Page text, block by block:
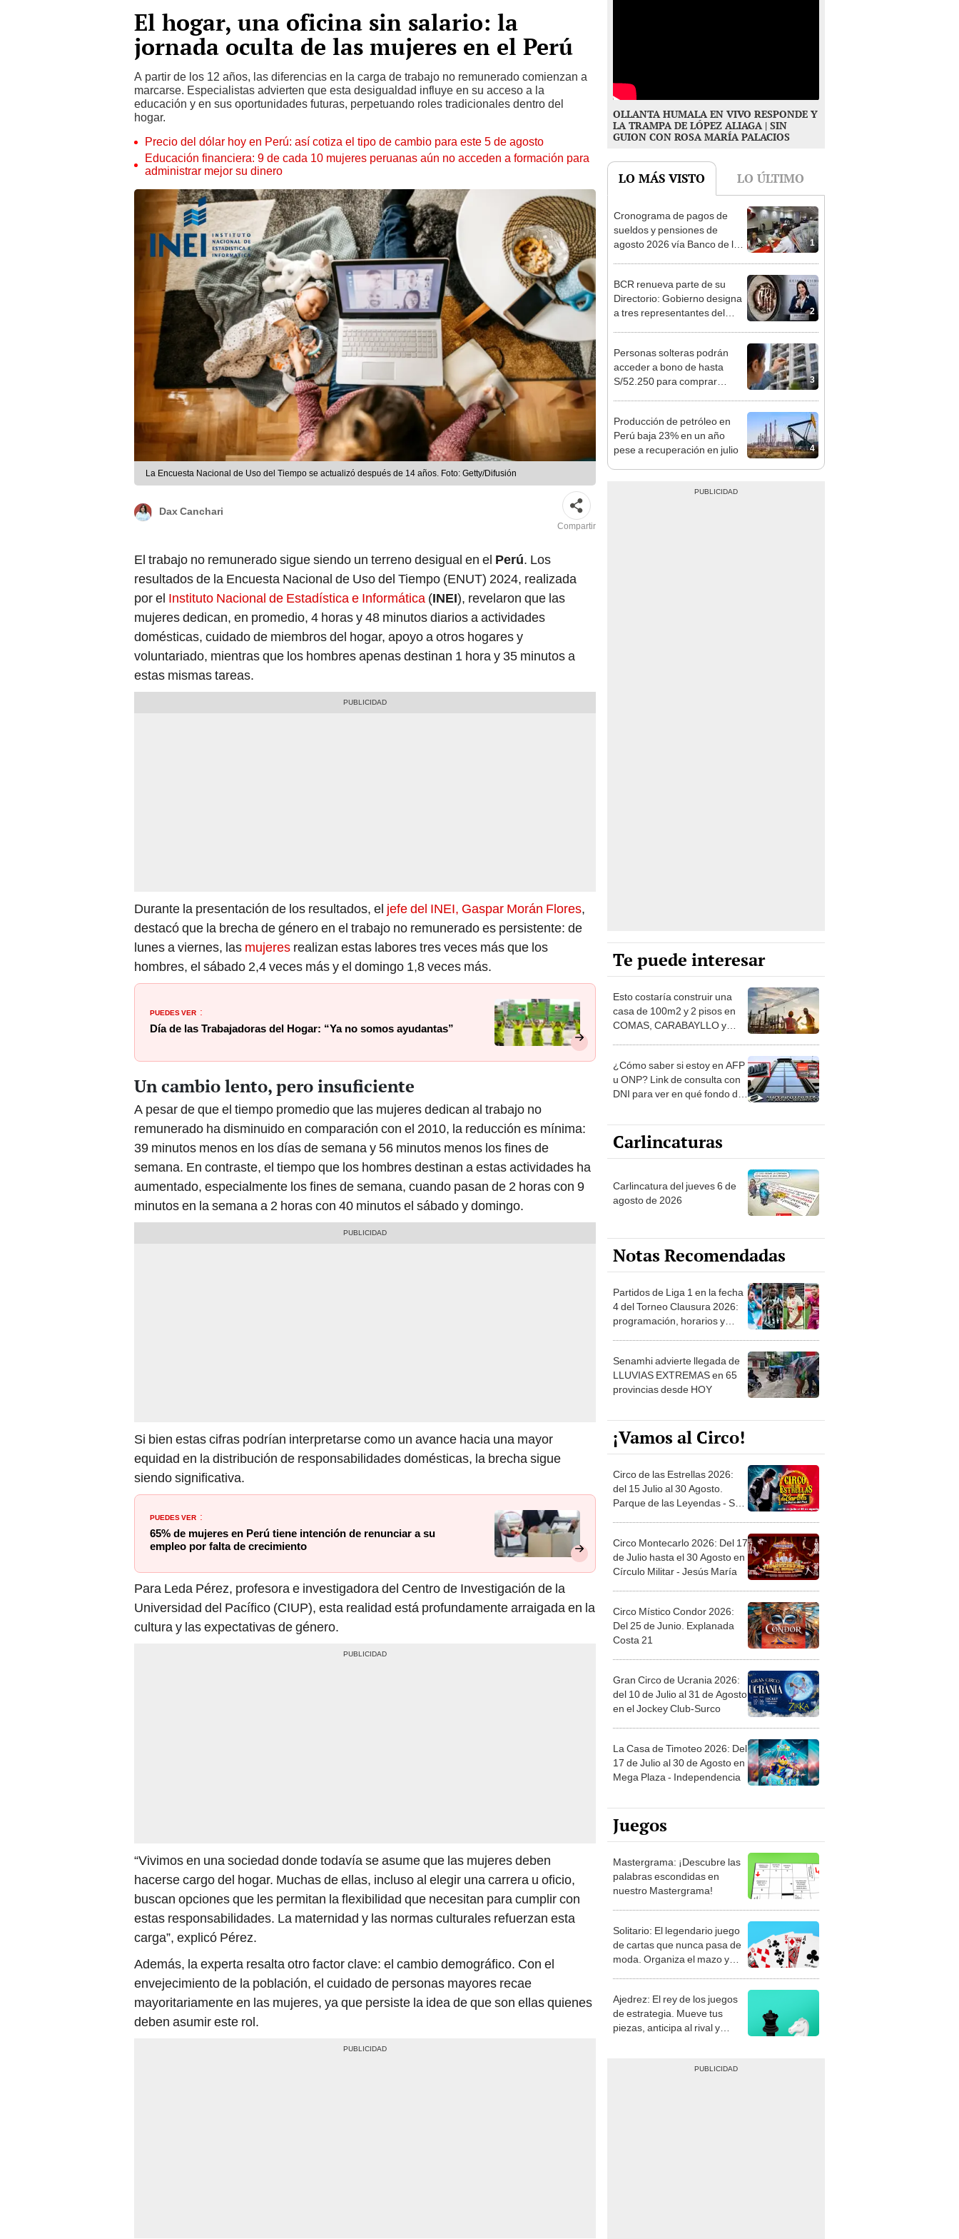
El hogar, una oficina sin salario: la
jornada oculta de las mujeres en el Perú
A partir de los 12 años, las diferencias en la carga de trabajo no remunerado comienzan a
marcarse. Especialistas advierten que esta desigualdad influye en su acceso a la
educación y en sus oportunidades futuras, perpetuando roles tradicionales dentro del
hogar.
Precio del dólar hoy en Perú: así cotiza el tipo de cambio para este 5 de agosto
Educación financiera: 9 de cada 10 mujeres peruanas aún no acceden a formación para
administrar mejor su dinero
La Encuesta Nacional de Uso del Tiempo se actualizó después de 14 años. Foto: Getty/Difusión
Dax Canchari
Compartir
El trabajo no remunerado sigue siendo un terreno desigual en el Perú. Los
resultados de la Encuesta Nacional de Uso del Tiempo (ENUT) 2024, realizada
por el Instituto Nacional de Estadística e Informática (INEI), revelaron que las
mujeres dedican, en promedio, 4 horas y 48 minutos diarios a actividades
domésticas, cuidado de miembros del hogar, apoyo a otros hogares y
voluntariado, mientras que los hombres apenas destinan 1 hora y 35 minutos a
estas mismas tareas.
Durante la presentación de los resultados, el jefe del INEI, Gaspar Morán Flores,
destacó que la brecha de género en el trabajo no remunerado es persistente: de
lunes a viernes, las mujeres realizan estas labores tres veces más que los
hombres, el sábado 2,4 veces más y el domingo 1,8 veces más.
PUEDES VER :
Día de las Trabajadoras del Hogar: “Ya no somos ayudantas”
Un cambio lento, pero insuficiente
A pesar de que el tiempo promedio que las mujeres dedican al trabajo no
remunerado ha disminuido en comparación con el 2010, la reducción es mínima:
39 minutos menos en los días de semana y 56 minutos menos los fines de
semana. En contraste, el tiempo que los hombres destinan a estas actividades ha
aumentado, especialmente los fines de semana, cuando pasan de 2 horas con 9
minutos en la semana a 2 horas con 40 minutos el sábado y domingo.
Si bien estas cifras podrían interpretarse como un avance hacia una mayor
equidad en la distribución de responsabilidades domésticas, la brecha sigue
siendo significativa.
PUEDES VER :
65% de mujeres en Perú tiene intención de renunciar a su
empleo por falta de crecimiento
Para Leda Pérez, profesora e investigadora del Centro de Investigación de la
Universidad del Pacífico (CIUP), esta realidad está profundamente arraigada en la
cultura y las expectativas de género.
“Vivimos en una sociedad donde todavía se asume que las mujeres deben
hacerse cargo del hogar. Muchas de ellas, incluso al elegir una carrera u oficio,
buscan opciones que les permitan la flexibilidad que necesitan para cumplir con
estas responsabilidades. La maternidad y las normas culturales refuerzan esta
carga”, explicó Pérez.
Además, la experta resalta otro factor clave: el cambio demográfico. Con el
envejecimiento de la población, el cuidado de personas mayores recae
mayoritariamente en las mujeres, ya que persiste la idea de que son ellas quienes
deben asumir este rol.
OLLANTA HUMALA EN VIVO RESPONDE Y
LA TRAMPA DE LÓPEZ ALIAGA | SIN
GUION CON ROSA MARÍA PALACIOS
LO MÁS VISTO LO ÚLTIMO
1
Cronograma de pagos de
sueldos y pensiones de
agosto 2026 vía Banco de la
2
BCR renueva parte de su
Directorio: Gobierno designa
a tres representantes del
3
Personas solteras podrán
acceder a bono de hasta
S/52.250 para comprar
4
Producción de petróleo en
Perú baja 23% en un año
pese a recuperación en julio
Te puede interesar
Esto costaría construir una
casa de 100m2 y 2 pisos en
COMAS, CARABAYLLO y
¿Cómo saber si estoy en AFP
u ONP? Link de consulta con
DNI para ver en qué fondo de
Carlincaturas
Carlincatura del jueves 6 de
agosto de 2026
Notas Recomendadas
Partidos de Liga 1 en la fecha
4 del Torneo Clausura 2026:
programación, horarios y
Senamhi advierte llegada de
LLUVIAS EXTREMAS en 65
provincias desde HOY
¡Vamos al Circo!
Circo de las Estrellas 2026:
del 15 Julio al 30 Agosto.
Parque de las Leyendas - San
Circo Montecarlo 2026: Del 17
de Julio hasta el 30 Agosto en
Círculo Militar - Jesús María
Circo Místico Condor 2026:
Del 25 de Junio. Explanada
Costa 21
Gran Circo de Ucrania 2026:
del 10 de Julio al 31 de Agosto
en el Jockey Club-Surco
La Casa de Timoteo 2026: Del
17 de Julio al 30 de Agosto en
Mega Plaza - Independencia
Juegos
Mastergrama: ¡Descubre las
palabras escondidas en
nuestro Mastergrama!
Solitario: El legendario juego
de cartas que nunca pasa de
moda. Organiza el mazo y
Ajedrez: El rey de los juegos
de estrategia. Mueve tus
piezas, anticipa al rival y